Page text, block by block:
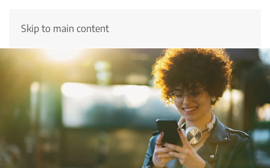
Skip to main content